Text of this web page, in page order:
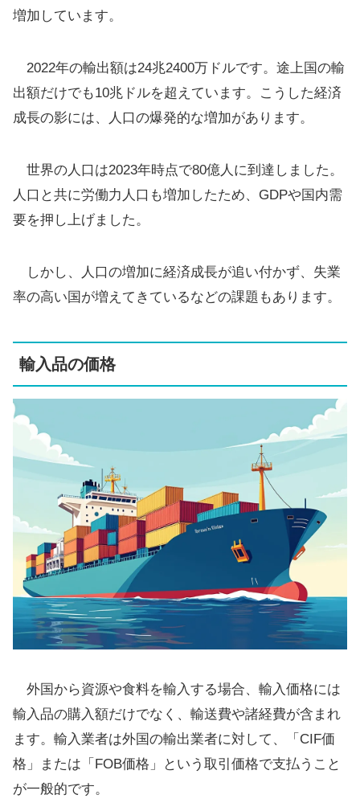
増加しています。
2022年の輸出額は24兆2400万ドルです。途上国の輸
出額だけでも10兆ドルを超えています。こうした経済
成長の影には、人口の爆発的な増加があります。
世界の人口は2023年時点で80億人に到達しました。
人口と共に労働力人口も増加したため、GDPや国内需
要を押し上げました。
しかし、人口の増加に経済成長が追い付かず、失業
率の高い国が増えてきているなどの課題もあります。
輸入品の価格
外国から資源や食料を輸入する場合、輸入価格には
輸入品の購入額だけでなく、輸送費や諸経費が含まれ
ます。輸入業者は外国の輸出業者に対して、「CIF価
格」または「FOB価格」という取引価格で支払うこと
が一般的です。